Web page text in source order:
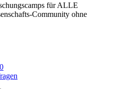
für ALLE
Community ohne